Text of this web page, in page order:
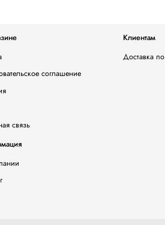
соглашение
связь
Клиентам
Доставка